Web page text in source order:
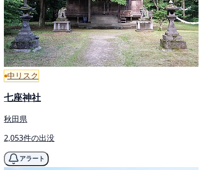
中リスク
七座神社
秋田県
2,053件の出没
アラート